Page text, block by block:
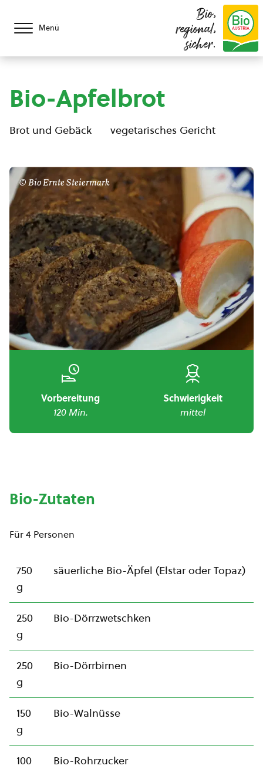
Menü
Bio,
regional,
sicher.
Bio-Apfelbrot
Brot und Gebäck vegetarisches Gericht
© Bio Ernte Steiermark
Vorbereitung
120 Min.
Schwierigkeit
mittel
Bio-Zutaten
Für 4 Personen
750
g
säuerliche Bio-Äpfel (Elstar oder Topaz)
250
g
Bio-Dörrzwetschken
250
g
Bio-Dörrbirnen
150
g
Bio-Walnüsse
100
Bio-Rohrzucker